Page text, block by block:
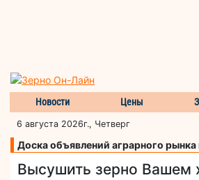
Новости Цены
6 августа 2026г., Четверг
Доска объявлений аграрного
Высушить зерно Вашем